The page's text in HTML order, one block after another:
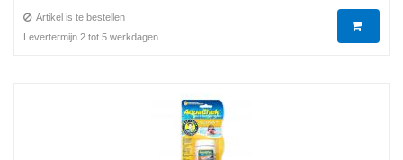
Artikel is te bestellen
Levertermijn 2 tot 5 werkdagen